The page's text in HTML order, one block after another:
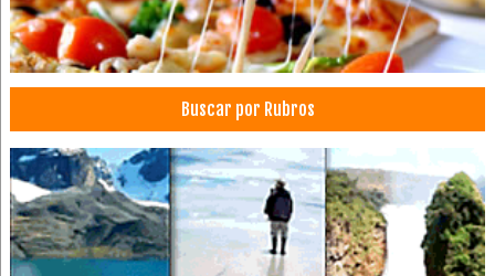
Buscar por Rubros